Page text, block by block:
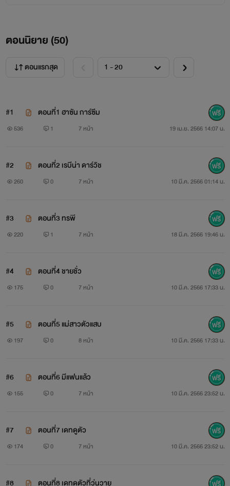
ตอนนิยาย (50)
ตอนแรกสุด
#1 ตอนที่1 ฮาซัน การ์ซีม
536 1 7 หน้า 19 เม.ย. 2566 14:07 น.
#2 ตอนที่2 เรบีน่า ดาร์วิช
260 0 7 หน้า 10 มี.ค. 2566 01:14 น.
#3 ตอนที่3 ทรพี
220 1 7 หน้า 18 มี.ค. 2566 19:46 น.
#4 ตอนที่4 ชายชั่ว
175 0 7 หน้า 10 มี.ค. 2566 17:33 น.
#5 ตอนที่5 แม่สาวตัวแสบ
197 0 8 หน้า 10 มี.ค. 2566 17:33 น.
#6 ตอนที่6 มีแฟนแล้ว
155 0 7 หน้า 10 มี.ค. 2566 23:52 น.
#7 ตอนที่7 เดทดูตัว
174 0 7 หน้า 10 มี.ค. 2566 23:52 น.
#8 ตอนที่8 เดทดูตัวที่วุ่นวาย